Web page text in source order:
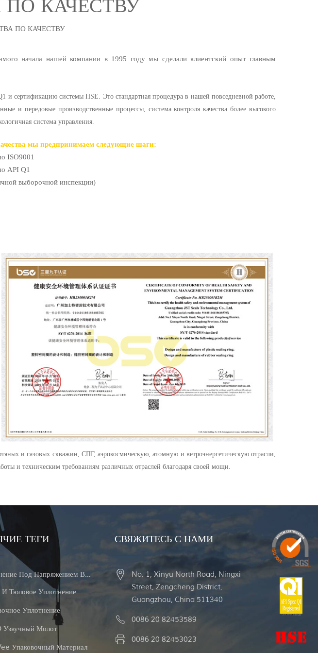
ПО КАЧЕСТВУ
ПО КАЧЕСТВУ
начала нашей компании в 1995 году мы сделали клиентский опыт главным
сертификацию системы HSE. Это стандартная процедура в нашей повседневной работе,
и передовые производственные процессы, система контроля качества более высокого
система управления.
мы предпринимаем следующие шаги:
ISO9001
API Q1
выборочной инспекции)
и газовых скважин, СПГ, аэрокосмическую, атомную и ветроэнергетическую отрасли,
и техническим требованиям различных отраслей благодаря своей мощи.
ТЕГИ
Уплотнение Под Напряжением Высокого Давления
Тюловое Уплотнение
Уплотнение
Узвучный Молот
Упаковочный Материал
СВЯЖИТЕСЬ С НАМИ
No. 1, Xinyu North Road, Ningxi
Street, Zengcheng District,
Guangzhou, China 511340
0086 20 82453589
0086 20 82453023